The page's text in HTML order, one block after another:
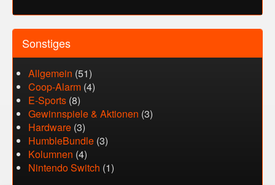
Sonstiges
Allgemein (51)
Coop-Alarm (4)
E-Sports (8)
Gewinnspiele & Aktionen (3)
Hardware (3)
HumbleBundle (3)
Kolumnen (4)
Nintendo Switch (1)